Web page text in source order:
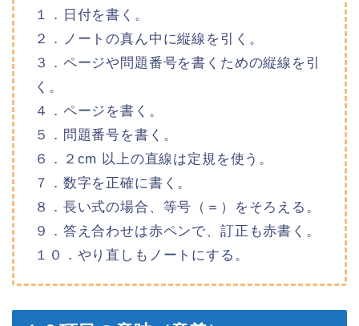
１．日付を書く。
２．ノートの真ん中に縦線を引く。
３．ページや問題番号を書くための縦線を引
く。
４．ページを書く。
５．問題番号を書く。
６．２cm 以上の直線は定規を使う。
７．数字を正確に書く。
８．長い式の場合、等号（＝）をそろえる。
９．答え合わせは赤ペンで、訂正も赤書く。
１０．やり直しもノートにする。